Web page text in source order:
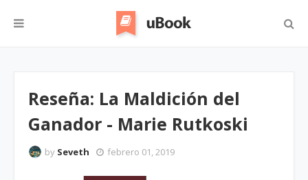
Reseña: La Maldición del
Ganador - Marie Rutkoski
by Seveth febrero 01, 2019